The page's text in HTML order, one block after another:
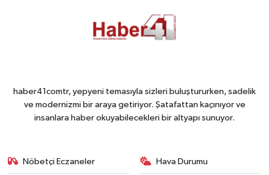
haber41comtr, yepyeni temasıyla sizleri buluştururken, sadelik
ve modernizmi bir araya getiriyor. Şatafattan kaçınıyor ve
insanlara haber okuyabilecekleri bir altyapı sunuyor.
Nöbetçi Eczaneler Hava Durumu